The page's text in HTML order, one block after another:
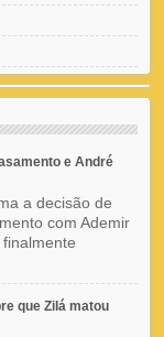
e André
a decisão de
com Ademir
que Zilá matou